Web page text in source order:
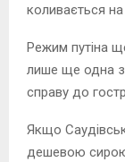
коливається
Режим путіна
лише ще одна
справу до
Якщо
дешевою